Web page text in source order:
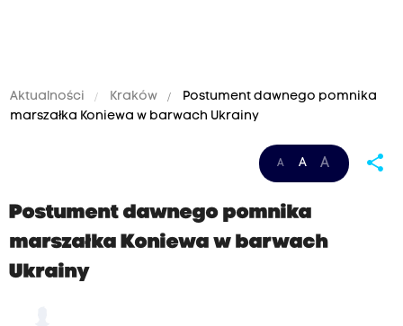
Aktualności Kraków
Postument dawnego pomnika
marszałka Koniewa w barwach Ukrainy
A A A share
Postument dawnego pomnika
marszałka Koniewa w barwach
Ukrainy